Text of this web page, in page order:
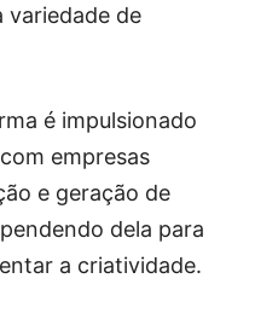
variedade de
é impulsionado
empresas
e geração de
dela para
a criatividade.